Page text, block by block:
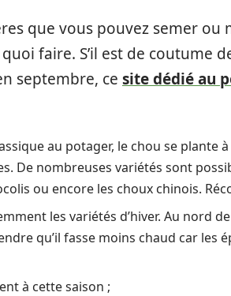
que vous pouvez semer
faire. S’il est de coutume
septembre, ce site dédié au
au potager, le chou se plante à
De nombreuses variétés sont
ou encore les choux chinois.
les variétés d’hiver. Au nord
qu’il fasse moins chaud car les
à cette saison ;